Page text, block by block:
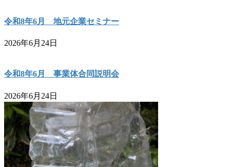
令和8年6月 地元企業セミナー
2026年6月24日
令和8年6月 事業体合同説明会
2026年6月24日